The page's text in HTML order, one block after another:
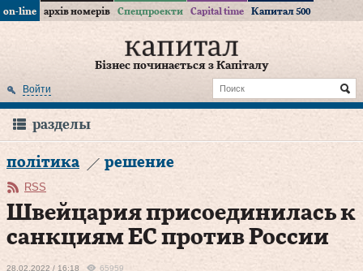
on-line архів номерів Спецпроекти Capital time Капитал 500
Бізнес починається з Капіталу
Войти
разделы
політика решение
RSS
Швейцария присоединилась к
санкциям ЕС против России
28.02.2022 / 16:18 65959